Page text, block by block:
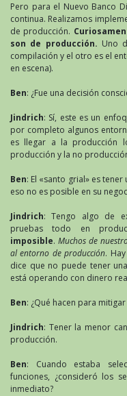
Pero para el Nuevo Banco
continua. Realizamos
de producción.
son de producción. Uno
compilación y el otro es el
en escena).
Ben: ¿Fue una decisión
Jindrich: Sí, este es un
por completo algunos
es llegar a la producción
producción y la no
Ben: El «santo grial» es
eso no es posible en su
Jindrich: Tengo algo de
pruebas todo en
imposible.Muchos de
al entorno de producción.
dice que no puede tener
está operando con dinero
Ben: ¿Qué hacen para mitigar
Jindrich: Tener la menor
producción.
Ben: Cuando estaba
funciones, ¿consideró los
inmediato?